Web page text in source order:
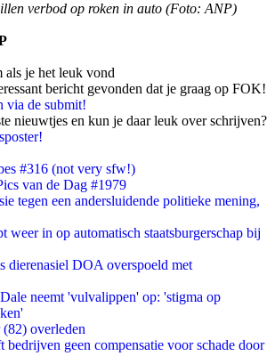
verbod op roken in auto (Foto: ANP)
als je het leuk vond
bericht gevonden dat je graag op FOK!
via de submit!
nieuwtjes en kun je daar leuk over schrijven?
#316 (not very sfw!)
van de Dag #1979
tegen een andersluidende politieke mening,
weer in op automatisch staatsburgerschap bij
dierenasiel DOA overspoeld met
neemt 'vulvalippen' op: 'stigma op
(82) overleden
bedrijven geen compensatie voor schade door